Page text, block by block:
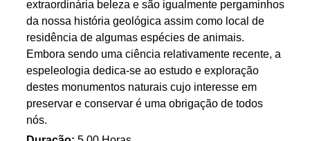
extraordinária beleza e são igualmente pergaminhos
da nossa história geológica assim como local de
residência de algumas espécies de animais.
Embora sendo uma ciência relativamente recente, a
espeleologia dedica-se ao estudo e exploração
destes monumentos naturais cujo interesse em
preservar e conservar é uma obrigação de todos
nós.